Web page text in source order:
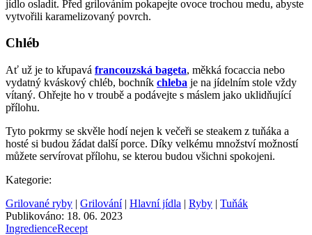
jídlo osladit. Před grilováním pokapejte ovoce trochou medu, abyste
vytvořili karamelizovaný povrch.
Chléb
Ať už je to křupavá francouzská bageta, měkká focaccia nebo
vydatný kváskový chléb, bochník chleba je na jídelním stole vždy
vítaný. Ohřejte ho v troubě a podávejte s máslem jako uklidňující
přílohu.
Tyto pokrmy se skvěle hodí nejen k večeři se steakem z tuňáka a
hosté si budou žádat další porce. Díky velkému množství možností
můžete servírovat přílohu, se kterou budou všichni spokojeni.
Kategorie:
Grilované ryby | Grilování| Hlavní jídla | Ryby | Tuňák
Publikováno: 18. 06. 2023
IngredienceRecept